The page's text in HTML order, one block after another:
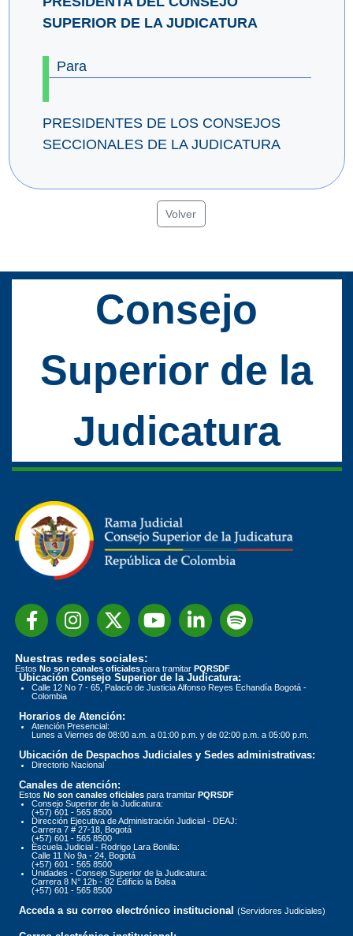
SUPERIOR DE LA JUDICATURA
Para
PRESIDENTES DE LOS CONSEJOS
SECCIONALES DE LA JUDICATURA
Volver
Consejo
Superior de la
Judicatura
Nuestras redes sociales:
Estos No son canales oficiales para tramitar PQRSDF
Ubicación Consejo Superior de la Judicatura:
Calle 12 No 7 - 65, Palacio de Justicia Alfonso Reyes Echandía Bogotá -
Colombia
Horarios de Atención:
Atención Presencial:
Lunes a Viernes de 08:00 a.m. a 01:00 p.m. y de 02:00 p.m. a 05:00 p.m.
Ubicación de Despachos Judiciales y Sedes administrativas:
Directorio Nacional
Canales de atención:
Estos No son canales oficiales para tramitar PQRSDF
Consejo Superior de la Judicatura:
(+57) 601 - 565 8500
Dirección Ejecutiva de Administración Judicial - DEAJ:
Carrera 7 # 27-18, Bogotá
(+57) 601 - 565 8500
Escuela Judicial - Rodrigo Lara Bonilla:
Calle 11 No 9a - 24, Bogotá
(+57) 601 - 565 8500
Unidades - Consejo Superior de la Judicatura:
Carrera 8 N° 12b - 82 Edificio la Bolsa
(+57) 601 - 565 8500
Acceda a su correo electrónico institucional (Servidores Judiciales)